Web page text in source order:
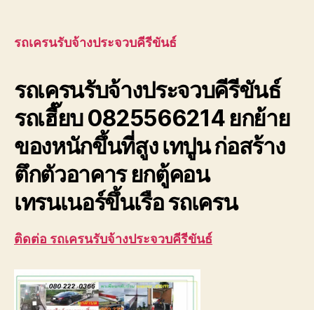
ของ
เทปูน
รถเครนรับจ้างประจวบคีรีขันธ์
รถเครนรับจ้างประจวบคีรีขันธ์
รถเฮี๊ยบ 0825566214 ยกย้าย
ของหนักขึ้นที่สูง เทปูน ก่อสร้าง
ตึกตัวอาคาร ยกตู้คอน
เทรนเนอร์ขึ้นเรือ รถเครน
ติดต่อ รถเครนรับจ้างประจวบคีรีขันธ์